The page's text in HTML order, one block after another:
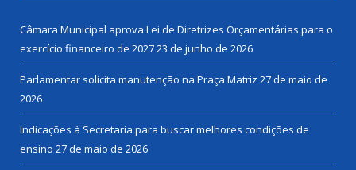
Câmara Municipal aprova Lei de Diretrizes Orçamentárias para o
exercício financeiro de 202723 de junho de 2026
Parlamentar solicita manutenção na Praça Matriz 27 de maio de
2026
Indicações à Secretaria para buscar melhores condições de
ensino 27 de maio de 2026